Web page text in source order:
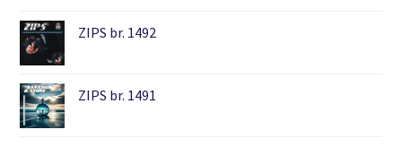
ZIPS br. 1492
ZIPS br. 1491